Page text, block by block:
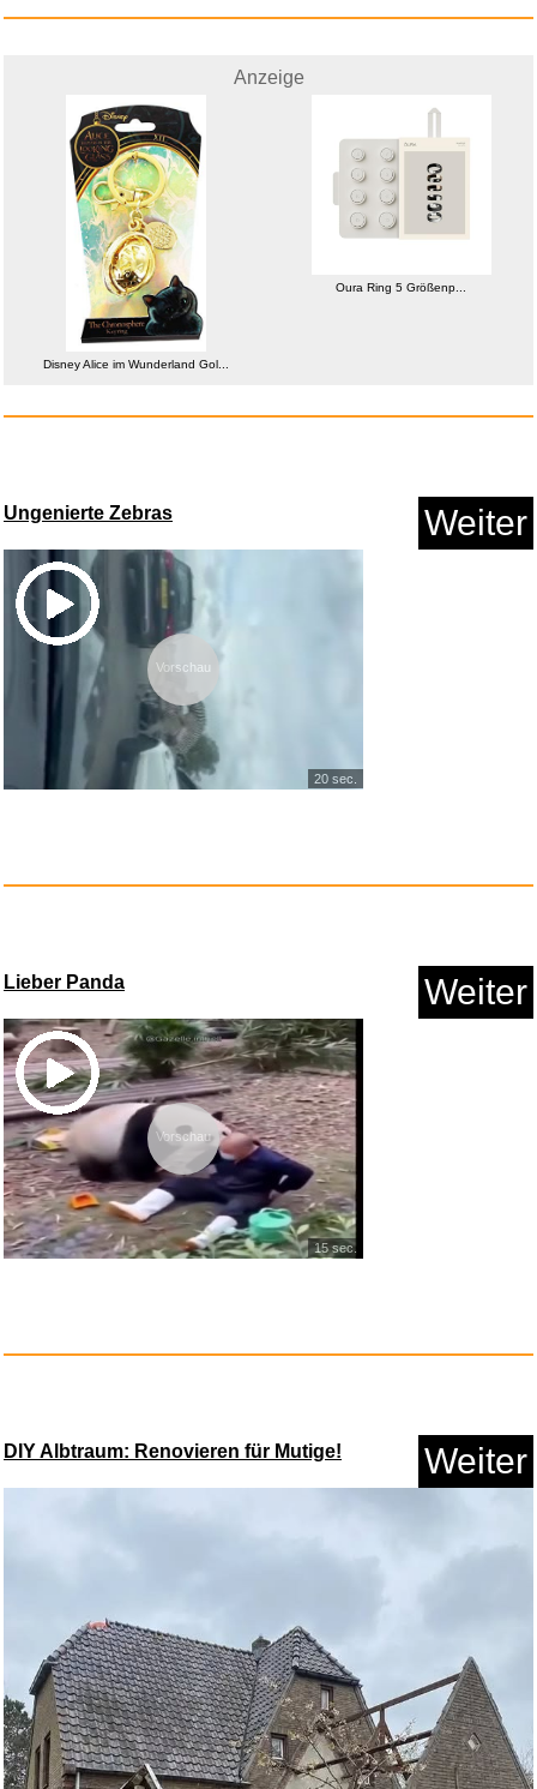
FilterBase® Universal Fettfil...
Anzeige
Ghost of Tsushima [PlayStation...
Five Nights at Freddy's 2...
Anzeige
Anzeige
Disney Alice im Wunderland Gol...
Oura Ring 5 Größenp...
Ungenierte Zebras Weiter
Vorschau
20 sec.
Lieber Panda Weiter
Vorschau
15 sec.
DIY Albtraum: Renovieren für Mutige! Weiter